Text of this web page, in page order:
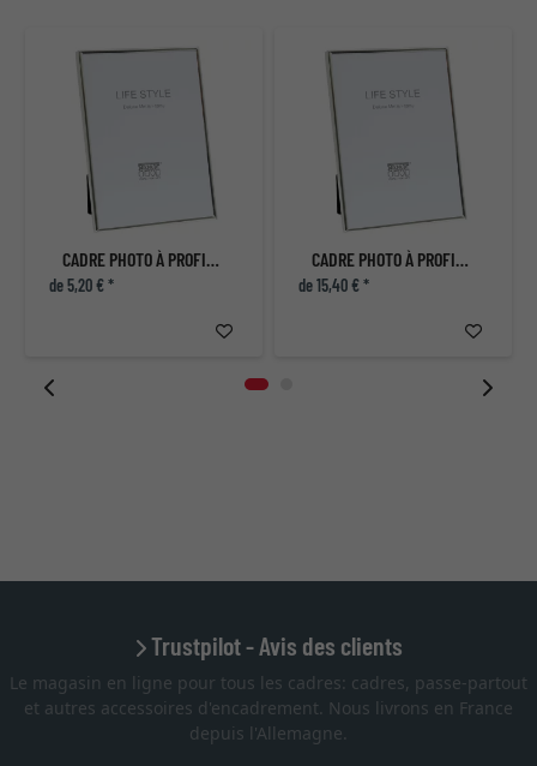
CADRE PHOTO À PROFIL ÉTROIT FINITION ARGENT BRILLANTE
de 5,20 € *
CADRE PHOTO À PROFIL ÉTROIT FINITION ARGENT BRILLANTE
de 15,40 € *
Trustpilot - Avis des clients
Le magasin en ligne pour tous les cadres: cadres, passe-partout
et autres accessoires d'encadrement. Nous livrons en France
depuis l'Allemagne.